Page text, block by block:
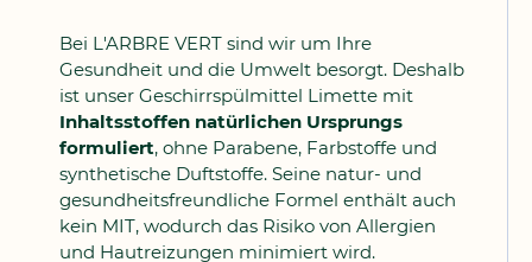
Bei L'ARBRE VERT sind wir um Ihre
Gesundheit und die Umwelt besorgt. Deshalb
ist unser Geschirrspülmittel Limette mit
Inhaltsstoffen natürlichen Ursprungs
formuliert, ohne Parabene, Farbstoffe und
synthetische Duftstoffe. Seine natur- und
gesundheitsfreundliche Formel enthält auch
kein MIT, wodurch das Risiko von Allergien
und Hautreizungen minimiert wird.